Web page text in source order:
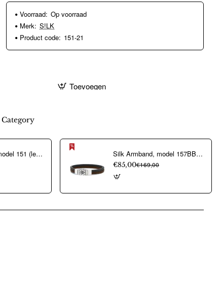
Voorraad: Op voorraad
Merk: S!LK
Product code: 151-21
Toevoegen
Silk Armband, model 151 (lengte 20cm) - 17474 Silk Armband, model 157BBR (breedte: 9mm.- lengte 21cm.) - 17581
€85,00€169,00